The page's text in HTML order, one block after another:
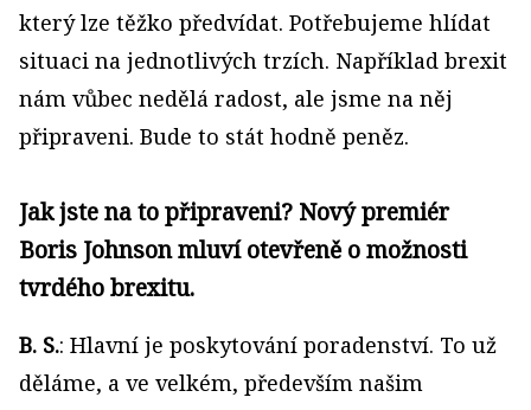
který lze těžko předvídat. Potřebujeme hlídat
situaci na jednotlivých trzích. Například brexit
nám vůbec nedělá radost, ale jsme na něj
připraveni. Bude to stát hodně peněz.
Jak jste na to připraveni? Nový premiér
Boris Johnson mluví otevřeně o možnosti
tvrdého brexitu.
B. S.: Hlavní je poskytování poradenství. To už
děláme, a ve velkém, především našim